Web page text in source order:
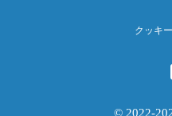
クッキ
© 2022-